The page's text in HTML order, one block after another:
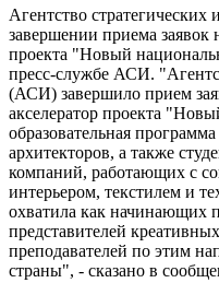
Агентство
завершении приема заявок
проекта "Новый
пресс-службе АСИ.
(АСИ) завершило прием
акселератор проекта
образовательная
архитекторов, а также
компаний, работающих с
интерьером, текстилем и
охватила как начинающих
представителей
преподавателей по этим
страны", - сказано в